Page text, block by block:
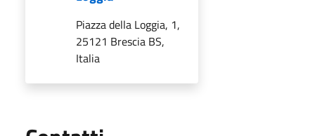
Piazza della Loggia, 1,
25121 Brescia BS,
Italia